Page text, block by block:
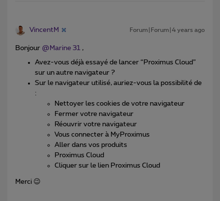
VincentM Forum|Forum|4 years ago
Bonjour @Marine 31 ,
Avez-vous déjà essayé de lancer “Proximus Cloud”
sur un autre navigateur ?
Sur le navigateur utilisé, auriez-vous la possibilité de
:
Nettoyer les cookies de votre navigateur
Fermer votre navigateur
Réouvrir votre navigateur
Vous connecter à MyProximus
Aller dans vos produits
Proximus Cloud
Cliquer sur le lien Proximus Cloud
Merci 😉